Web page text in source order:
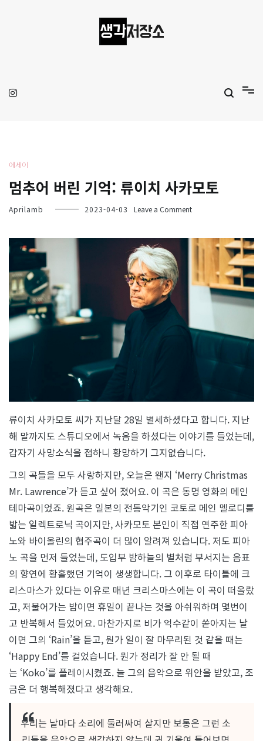
에세이
멈추어 버린 기억: 류이치 사카모토
Aprilamb 2023-04-03 Leave a Commenton
어
린
기
억:
사
류이치 사카모토 씨가 지난달 28일 별세하셨다고 합니다. 지난
해 말까지도 스튜디오에서 녹음을 하셨다는 이야기를 들었는데,
갑자기 사망소식을 접하니 황망하기 그지없습니다.
그의 곡들을 모두 사랑하지만, 오늘은 왠지 ‘Merry Christmas
Mr. Lawrence’가 듣고 싶어 졌어요. 이 곡은 동명 영화의 메인
테마곡이었죠. 원곡은 일본의 전통악기인 코토로 메인 멜로디를
밟는 일렉트로닉 곡이지만, 사카모토 본인이 직접 연주한 피아
노와 바이올린의 협주곡이 더 많이 알려져 있습니다. 저도 피아
노 곡을 먼저 들었는데, 도입부 밤하늘의 별처럼 부서지는 음표
의 향연에 황홀했던 기억이 생생합니다. 그 이후로 타이틀에 크
리스마스가 있다는 이유로 매년 크리스마스에는 이 곡이 떠올랐
고, 저물어가는 밤이면 휴일이 끝나는 것을 아쉬워하며 몇번이
고 반복해서 들었어요. 마찬가지로 비가 억수같이 쏟아지는 날
이면 그의 ‘Rain’을 듣고, 뭔가 일이 잘 마무리된 것 같을 때는
‘Happy End’를 걸었습니다. 뭔가 정리가 잘 안 될 때
는 ‘Koko’를 플레이시켰죠. 늘 그의 음악으로 위안을 받았고, 조
금은 더 행복해졌다고 생각해요.
우리는 날마다 소리에 둘러싸여 살지만 보통은 그런 소